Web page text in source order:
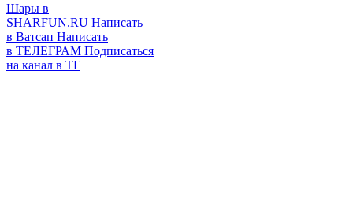
Шары в
SHARFUN.RU Написать
в Ватсап Написать
в ТЕЛЕГРАМ Подписаться
на канал в ТГ